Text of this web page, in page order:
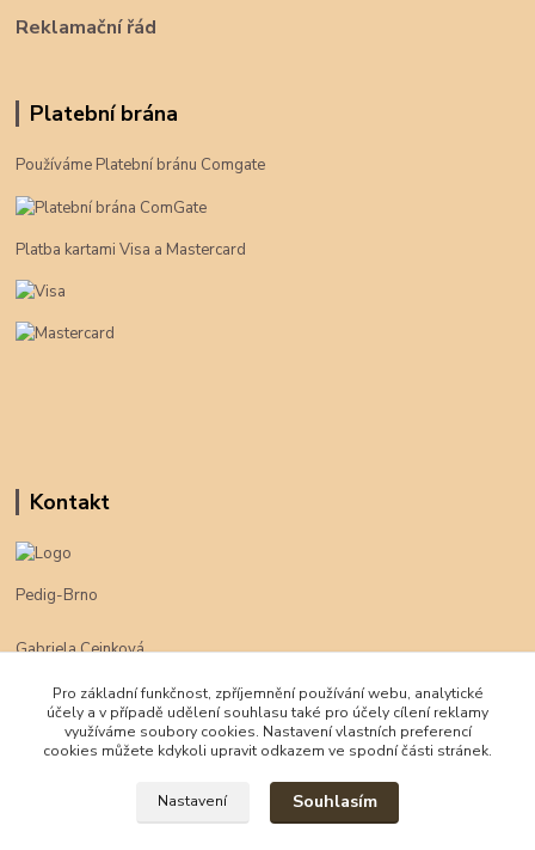
Reklamační řád
Platební brána
Používáme Platební bránu Comgate
Platba kartami Visa a Mastercard
Kontakt
Pedig-Brno
Gabriela Cejnková
klimpe@klimpe.cz
Pro základní funkčnost, zpříjemnění používání webu, analytické
účely a v případě udělení souhlasu také pro účely cílení reklamy
využíváme soubory cookies. Nastavení vlastních preferencí
cookies můžete kdykoli upravit odkazem ve spodní části stránek.
Nastavení Souhlasím